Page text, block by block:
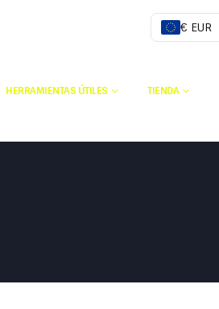
€ EUR
HERRAMIENTAS ÚTILES TIENDA